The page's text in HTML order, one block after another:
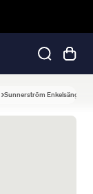
Sunnerström Enkelsäng